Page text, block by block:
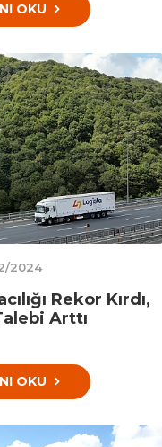
OKU
2024
Rekor Kırdı,
Arttı
OKU